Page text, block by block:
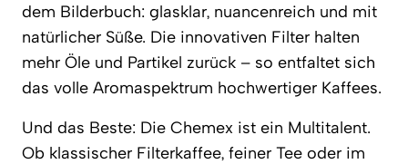
dem Bilderbuch: glasklar, nuancenreich und mit
natürlicher Süße. Die innovativen Filter halten
mehr Öle und Partikel zurück – so entfaltet sich
das volle Aromaspektrum hochwertiger Kaffees.
Und das Beste: Die Chemex ist ein Multitalent.
Ob klassischer Filterkaffee, feiner Tee oder im